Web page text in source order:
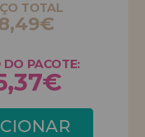
TOTAL
DO PACOTE: